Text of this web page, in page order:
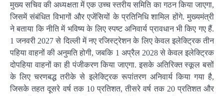
मुख्य सचिव की अध्यक्षता में एक उच्च स्तरीय समिति का गठन किया जाएगा,
जिसमें संबंधित विभागों और एजेंसियों के प्रतिनिधि शामिल होंगे. मुख्यमंत्री
ने बताया कि नीति में भविष्य के लिए स्पष्ट अनिवार्य प्रावधान भी किए गए हैं.
1 जनवरी 2027 से दिल्ली में नए रजिस्ट्रेशन के लिए केवल इलेक्ट्रिक तीन
पहिया वाहनों की अनुमति होगी, जबकि 1 अप्रैल 2028 से केवल इलेक्ट्रिक
दोपहिया वाहनों का ही पंजीकरण किया जाएगा. इसके अतिरिक्त स्कूल बसों
के लिए चरणबद्ध तरीके से इलेक्ट्रिक रूपांतरण अनिवार्य किया गया है,
जिसके तहत दूसरे वर्ष तक 10 प्रतिशत, तीसरे वर्ष तक 20 प्रतिशत और